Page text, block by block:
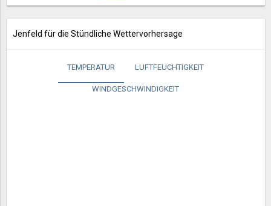
Jenfeld für die Stündliche Wettervorhersage
TEMPERATUR LUFTFEUCHTIGKEIT
WINDGESCHWINDIGKEIT